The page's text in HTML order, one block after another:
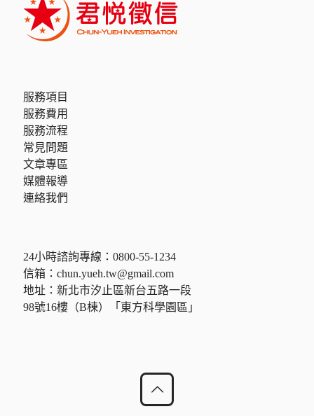
服務項目
服務費用
服務流程
常見問題
文章專區
媒體報導
連絡我們
24小時諮詢專線： 0800-55-1234
信箱： chun.yueh.tw@gmail.com
地址：新北市汐止區新台五路一段
98號16樓（B棟）「東方科學園區」